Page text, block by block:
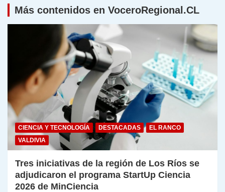
Más contenidos en VoceroRegional.CL
CIENCIA Y TECNOLOGÍA DESTACADAS
EL RANCO
VALDIVIA
Tres iniciativas de la región de Los Ríos se
adjudicaron el programa StartUp Ciencia
2026 de MinCiencia